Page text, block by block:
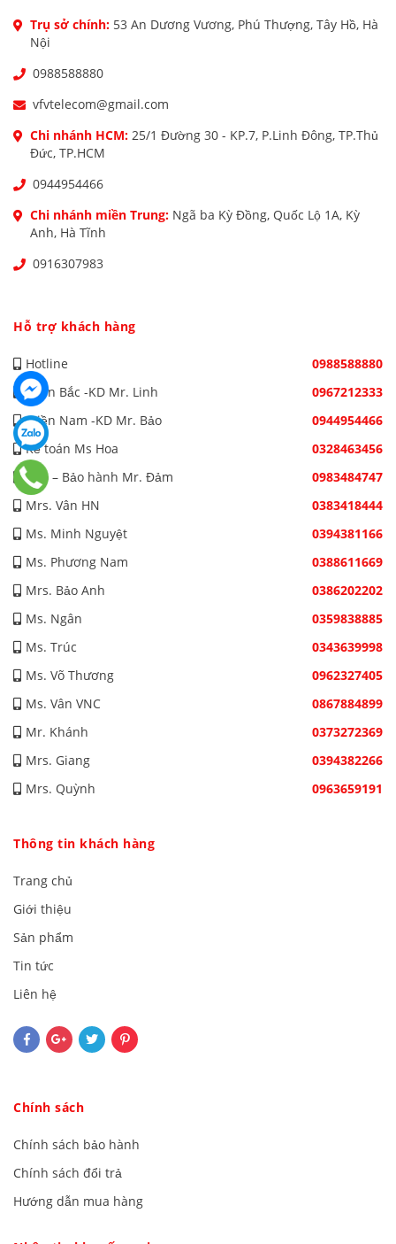
Trụ sở chính: 53 An Dương Vương, Phú Thượng, Tây Hồ, Hà
Nội
0988588880
vfvtelecom@gmail.com
Chi nhánh HCM: 25/1 Đường 30 - KP.7, P.Linh Đông, TP.Thủ
Đức, TP.HCM
0944954466
Chi nhánh miền Trung: Ngã ba Kỳ Đồng, Quốc Lộ 1A, Kỳ
Anh, Hà Tĩnh
0916307983
Hỗ trợ khách hàng
Hotline
0988588880
Miền Bắc -KD Mr. Linh
0967212333
Miền Nam -KD Mr. Bảo
0944954466
Kế toán Ms Hoa
0328463456
Kho – Bảo hành Mr. Đảm
0983484747
Mrs. Vân HN
0383418444
Ms. Minh Nguyệt
0394381166
Ms. Phương Nam
0388611669
Mrs. Bảo Anh
0386202202
Ms. Ngân
0359838885
Ms. Trúc
0343639998
Ms. Võ Thương
0962327405
Ms. Vân VNC
0867884899
Mr. Khánh
0373272369
Mrs. Giang
0394382266
Mrs. Quỳnh
0963659191
Thông tin khách hàng
Trang chủ
Giới thiệu
Sản phẩm
Tin tức
Liên hệ
Chính sách
Chính sách bảo hành
Chính sách đổi trả
Hướng dẫn mua hàng